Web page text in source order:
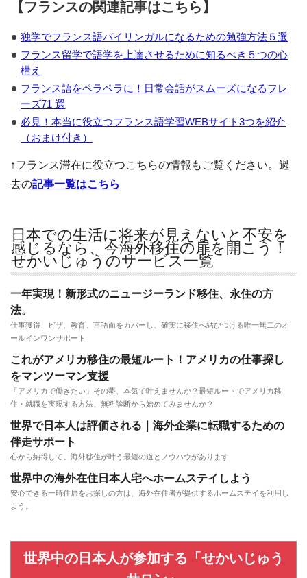
【フランスの関連記事はこちら】
独学でフランス語バイリンガルになるための勉強方法５選
フランス留学で語学を上達させるために知るべき５つの心
構え
フランス語をペラペラに！日常会話がスムーズになるフレ
ーズ71 選
必見！本当に役立つフランス語学習WEBサイト3つを紹介
（おまけ付き）
↑フランス滞在に役立つこちらの情報もご覧ください。過
去の記事一覧はこちら
日本での生活に将来が見えないと不安を
感じるなら、今海外移住の扉を開こう！
せかいじゅうのサービス一覧
一年実現！新形式のニュージーランド移住、永住の方
法。
仕事獲得、ビザ、教育、言語面をカバーし、確実に移住へ結びつける唯一無二のオ
ールインワンサポート
これがアメリカ移住の最短ルート！アメリカの仕事探し
をマンツーマン支援
「アメリカで働きたい」その夢、本気で叶えませんか？最短ルートでアメリカ移
住・就職を実現する方法、無料診断から始めてみませんか？
世界で日本人は評価される｜海外企業に転職するための
伴走サポート
心から納得して、海外移住が叶う最短の道とノウハウがあります
世界中の海外在住日本人宅へホームステイしよう
安心できる一時住居をお探しの方は、海外在住者が提供するホームステイを利用し
よう。
世界中の日本人が参加する「せかいじゅう